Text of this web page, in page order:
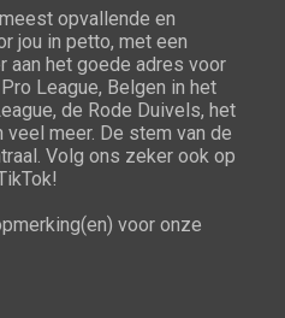
opvallende en
jou in petto, met een
aan het goede adres voor
League, Belgen in het
de Rode Duivels, het
meer. De stem van de
Volg ons zeker ook op
voor onze